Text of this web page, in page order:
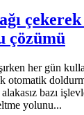
çözümü
her gün
otomatik
alakasız bazı
yolunu...